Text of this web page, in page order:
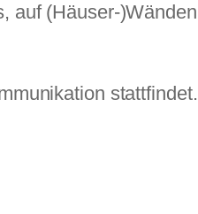
auf (Häuser-